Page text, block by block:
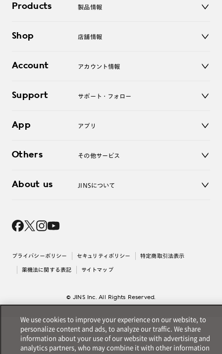
Products 製品情報
サングラス
コンタクトレンズ
アクセサリー
Shop 店舗情報
オンラインショップ
Account アカウント情報
ログアウト
Support サポート・フォロー
よくあるご質問
お問い合わせ
App アプリ
Others その他サービス
レンズ交換
About us JINSについて
採用情報
出店について
プライバシーポリシー セキュリティポリシー 特定商取引法表示
薬機法に関する表記 サイトマップ
© JINS Inc. All Rights Reserved.
We use cookies to improve your experience on our website, to
personalize content and ads, to analyze our traffic. We share
information about your use of our website with advertising and
analytics partners, who may combine it with other information